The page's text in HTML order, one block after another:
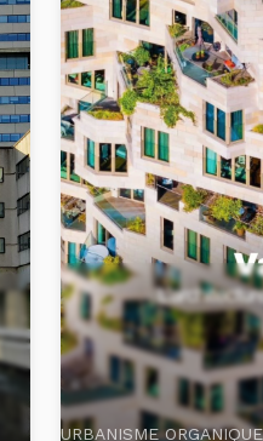
URBANISME ORGANIQUE
On ne sait plus
alors on en fabrique